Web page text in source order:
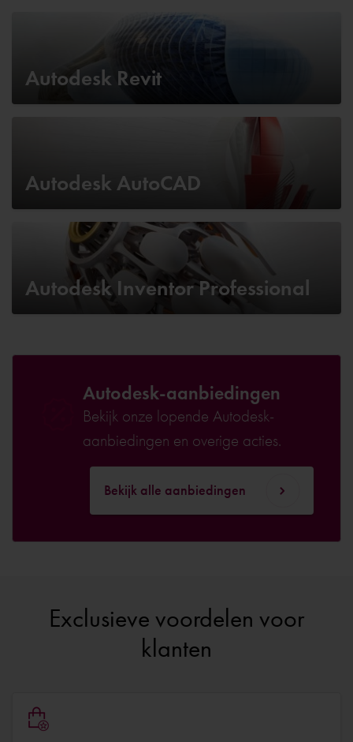
Autodesk Revit
Autodesk AutoCAD
Autodesk Inventor Professional
Autodesk-aanbiedingen
Bekijk onze lopende Autodesk-
aanbiedingen en overige acties.
Bekijk alle aanbiedingen
Exclusieve voordelen voor
klanten